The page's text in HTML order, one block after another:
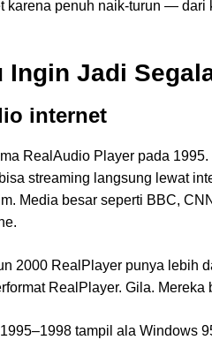
karena penuh naik-turun — dari
Ingin Jadi
internet
RealAudio Player pada
streaming langsung lewat
Media besar seperti BBC,
2000 RealPlayer punya lebih
RealPlayer. Gila. Mereka
tampil ala Windows